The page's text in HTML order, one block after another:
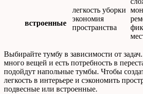
встроенные
легкость уборки
экономия
пространства
Выбирайте тумбу в зависимости от
много вещей и есть потребность в
подойдут напольные тумбы. Чтобы
легкость в интерьере и сэкономить
подвесные или встроенные.